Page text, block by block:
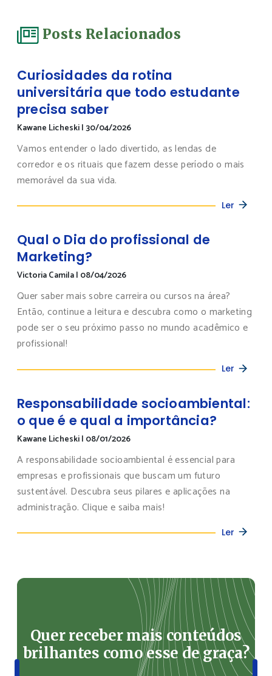
Posts Relacionados
Curiosidades da rotina
universitária que todo estudante
precisa saber
Kawane Licheski|30/04/2026
Vamos entender o lado divertido, as lendas de
corredor e os rituais que fazem desse período o mais
memorável da sua vida.
Ler
Qual o Dia do profissional de
Marketing?
Victoria Camila| 08/04/2026
Quer saber mais sobre carreira ou cursos na área?
Então, continue a leitura e descubra como o marketing
pode ser o seu próximo passo no mundo acadêmico e
profissional!
Ler
Responsabilidade socioambiental:
o que é e qual a importância?
Kawane Licheski| 08/01/2026
A responsabilidade socioambiental é essencial para
empresas e profissionais que buscam um futuro
sustentável. Descubra seus pilares e aplicações na
administração. Clique e saiba mais!
Ler
Quer receber mais conteúdos
brilhantes como esse de graça?